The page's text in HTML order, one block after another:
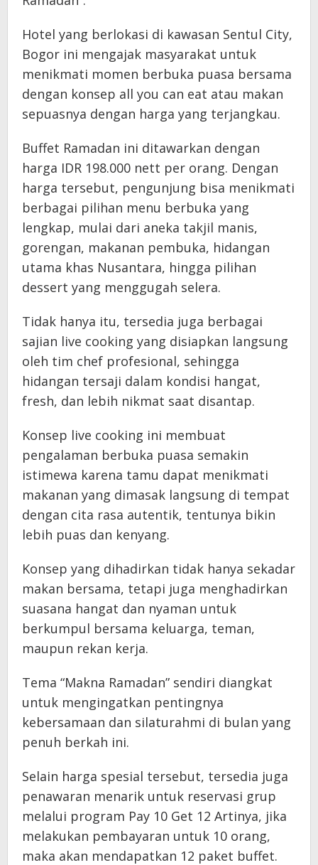
Hotel yang berlokasi di kawasan Sentul City,
Bogor ini mengajak masyarakat untuk
menikmati momen berbuka puasa bersama
dengan konsep all you can eat atau makan
sepuasnya dengan harga yang terjangkau.
Buffet Ramadan ini ditawarkan dengan
harga IDR 198.000 nett per orang. Dengan
harga tersebut, pengunjung bisa menikmati
berbagai pilihan menu berbuka yang
lengkap, mulai dari aneka takjil manis,
gorengan, makanan pembuka, hidangan
utama khas Nusantara, hingga pilihan
dessert yang menggugah selera.
Tidak hanya itu, tersedia juga berbagai
sajian live cooking yang disiapkan langsung
oleh tim chef profesional, sehingga
hidangan tersaji dalam kondisi hangat,
fresh, dan lebih nikmat saat disantap.
Konsep live cooking ini membuat
pengalaman berbuka puasa semakin
istimewa karena tamu dapat menikmati
makanan yang dimasak langsung di tempat
dengan cita rasa autentik, tentunya bikin
lebih puas dan kenyang.
Konsep yang dihadirkan tidak hanya sekadar
makan bersama, tetapi juga menghadirkan
suasana hangat dan nyaman untuk
berkumpul bersama keluarga, teman,
maupun rekan kerja.
Tema “Makna Ramadan” sendiri diangkat
untuk mengingatkan pentingnya
kebersamaan dan silaturahmi di bulan yang
penuh berkah ini.
Selain harga spesial tersebut, tersedia juga
penawaran menarik untuk reservasi grup
melalui program Pay 10 Get 12 Artinya, jika
melakukan pembayaran untuk 10 orang,
maka akan mendapatkan 12 paket buffet.